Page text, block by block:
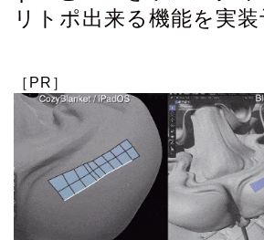
リトポ出来る機能を実装
［PR］